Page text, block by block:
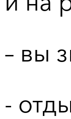
– вы
-